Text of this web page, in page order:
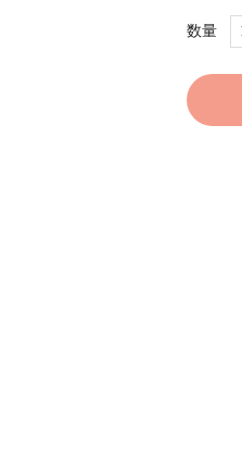
数量